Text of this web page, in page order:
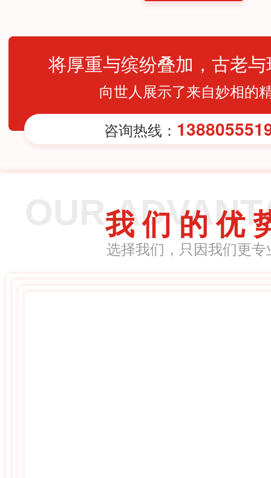
将厚重与缤纷叠加，古老
向世人展示了来自妙相的
咨询热线：
OUR我 们 的 优
选择我们，只因我们更专